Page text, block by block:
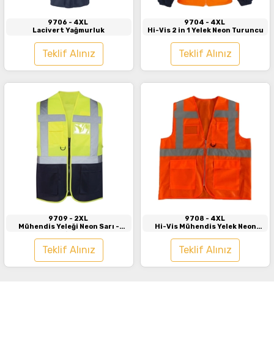
9706 - 4XL
Lacivert Yağmurluk
Teklif Alınız
9704 - 4XL
Hi-Vis 2 in 1 Yelek Neon Turuncu
Teklif Alınız
İncele
9709 - 2XL
Mühendis Yeleği Neon Sarı -
Lacivert
Teklif Alınız
İncele
9708 - 4XL
Hi-Vis Mühendis Yelek Neon
Teklif Alınız